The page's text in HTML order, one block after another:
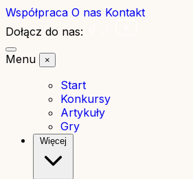
Współpraca O nas Kontakt
Dołącz do nas:
Menu
×
Start
Konkursy
Artykuły
Gry
Więcej